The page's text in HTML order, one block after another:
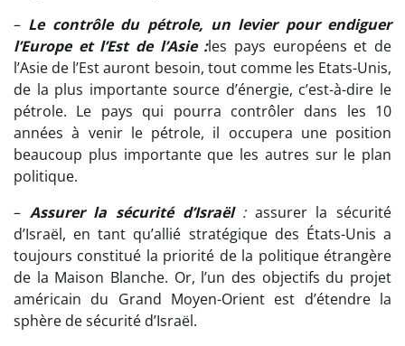
– Le contrôle du pétrole, un levier pour endiguer
l’Europe et l’Est de l’Asie :les pays européens et de
l’Asie de l’Est auront besoin, tout comme les Etats-Unis,
de la plus importante source d’énergie, c’est-à-dire le
pétrole. Le pays qui pourra contrôler dans les 10
années à venir le pétrole, il occupera une position
beaucoup plus importante que les autres sur le plan
politique.
– Assurer la sécurité d’Israël: assurer la sécurité
d’Israël, en tant qu’allié stratégique des États-Unis a
toujours constitué la priorité de la politique étrangère
de la Maison Blanche. Or, l’un des objectifs du projet
américain du Grand Moyen-Orient est d’étendre la
sphère de sécurité d’Israël.